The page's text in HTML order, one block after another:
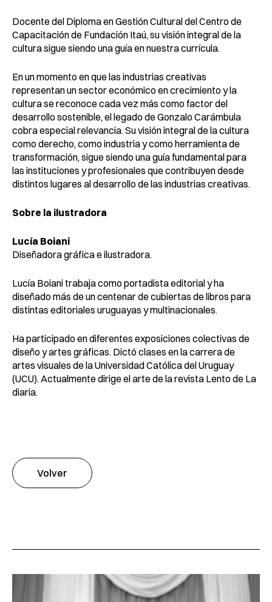
Docente del Diploma en Gestión Cultural del Centro de
Capacitación de Fundación Itaú, su visión integral de la
cultura sigue siendo una guía en nuestra currícula.
En un momento en que las industrias creativas
representan un sector económico en crecimiento y la
cultura se reconoce cada vez más como factor del
desarrollo sostenible, el legado de Gonzalo Carámbula
cobra especial relevancia. Su visión integral de la cultura
como derecho, como industria y como herramienta de
transformación, sigue siendo una guía fundamental para
las instituciones y profesionales que contribuyen desde
distintos lugares al desarrollo de las industrias creativas.
Sobre la ilustradora
Lucía Boiani
Diseñadora gráfica e ilustradora.
Lucía Boiani trabaja como portadista editorial y ha
diseñado más de un centenar de cubiertas de libros para
distintas editoriales uruguayas y multinacionales.
Ha participado en diferentes exposiciones colectivas de
diseño y artes gráficas. Dictó clases en la carrera de
artes visuales de la Universidad Católica del Uruguay
(UCU). Actualmente dirige el arte de la revista Lento de La
diaria.
Volver